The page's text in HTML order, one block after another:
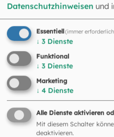
Das könnte Sie
interessieren
Datenschutzhinweisen und
Essentiell(immer
↓ 3 Dienste
Funktional
↓ 3 Dienste
Marketing
↓ 4 Dienste
Alle Dienste aktivieren
Mit diesem Schalter
deaktivieren.